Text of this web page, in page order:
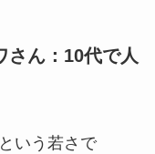
さん：10代で人
いう若さで